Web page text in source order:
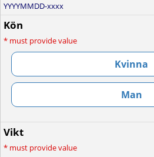
YYYYMMDD-xxxx
Kön
* must provide value
Kvinna
Man
Vikt
* must provide value